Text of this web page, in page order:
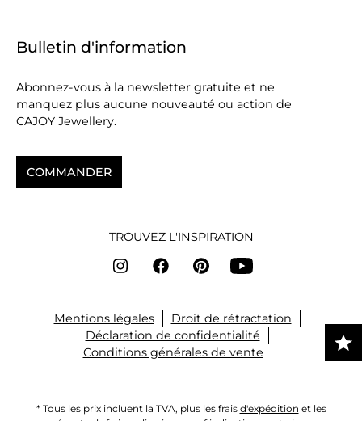
Bulletin d'information
Abonnez-vous à la newsletter gratuite et ne
manquez plus aucune nouveauté ou action de
CAJOY Jewellery.
COMMANDER
TROUVEZ L'INSPIRATION
Mentions légales
Droit de rétractation
Déclaration de confidentialité
Conditions générales de vente
* Tous les prix incluent la TVA, plus les frais d'expédition et les